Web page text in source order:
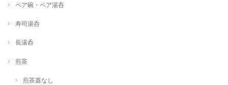
ペア碗・ペア湯呑
寿司湯呑
長湯呑
煎茶
煎茶蓋なし